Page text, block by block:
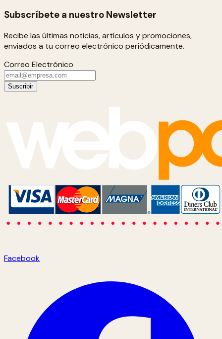
Subscríbete a nuestro Newsletter
Recibe las últimas noticias, artículos y promociones,
enviados a tu correo electrónico periódicamente.
Correo Electrónico
Suscribir
Facebook